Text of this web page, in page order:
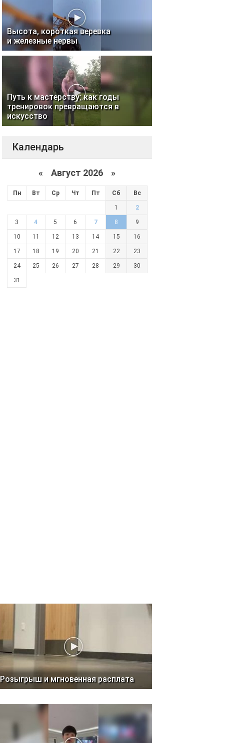
Высота, короткая веревка
и железные нервы
Путь к мастерству: как годы
тренировок превращаются в
искусство
Календарь
« Август 2026 »
Пн Вт Ср Чт Пт Сб Вс
1 2
3 4 5 6 7 8 9
10 11 12 13 14 15 16
17 18 19 20 21 22 23
24 25 26 27 28 29 30
31
Розыгрыш и мгновенная расплата